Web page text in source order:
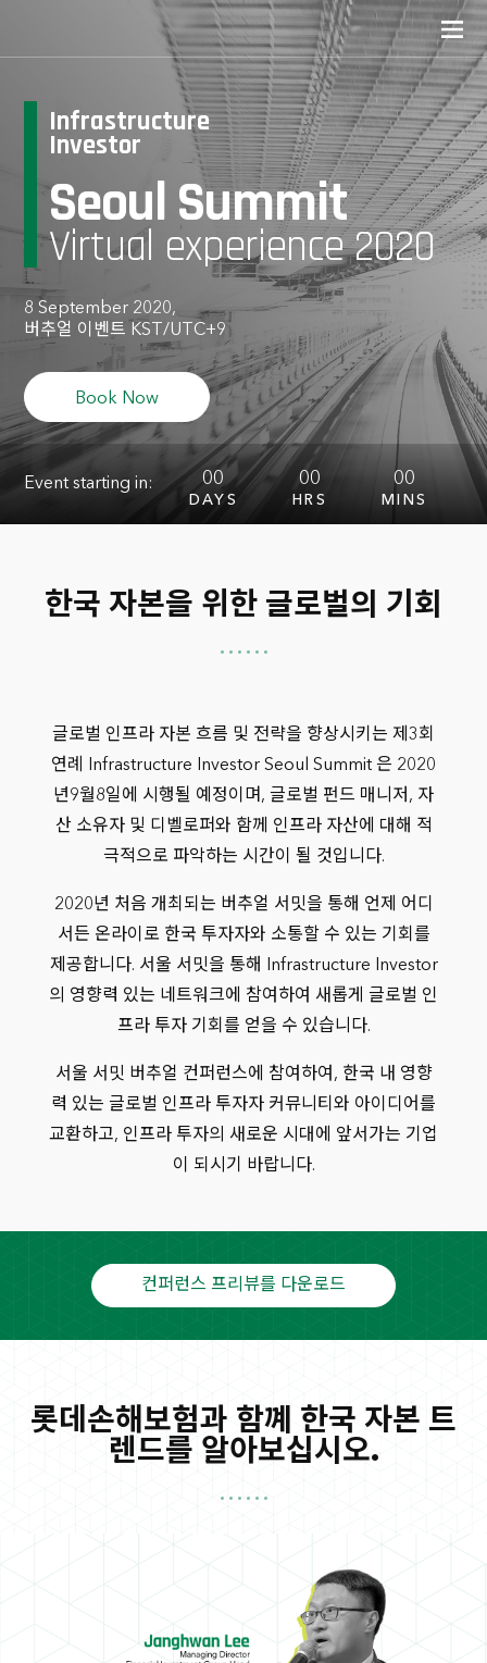
Infrastructure
Investor
Seoul Summit
Virtual experience 2020
8 September 2020,
버추얼 이벤트 KST/UTC+9
Book Now
Event starting in: 00
DAYS
00
HRS
00
MINS
한국 자본을 위한 글로벌의 기회
글로벌 인프라 자본 흐름 및 전략을 향상시키는 제3회
연례 Infrastructure Investor Seoul Summit 은 2020
년9월8일에 시행될 예정이며, 글로벌 펀드 매니저, 자
산 소유자 및 디벨로퍼와 함께 인프라 자산에 대해 적
극적으로 파악하는 시간이 될 것입니다.
2020년 처음 개최되는 버추얼 서밋을 통해 언제 어디
서든 온라이로 한국 투자자와 소통할 수 있는 기회를
제공합니다. 서울 서밋을 통해 Infrastructure Investor
의 영향력 있는 네트워크에 참여하여 새롭게 글로벌 인
프라 투자 기회를 얻을 수 있습니다.
서울 서밋 버추얼 컨퍼런스에 참여하여, 한국 내 영향
력 있는 글로벌 인프라 투자자 커뮤니티와 아이디어를
교환하고, 인프라 투자의 새로운 시대에 앞서가는 기업
이 되시기 바랍니다.
컨퍼런스 프리뷰를 다운로드
롯데손해보험과 함꼐 한국 자본 트
렌드를 알아보십시오.